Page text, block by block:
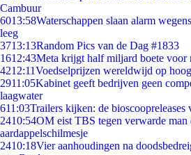
Cambuur
6013:58Waterschappen slaan alarm
leeg
3713:13Random Pics van de Dag #1833
1612:43Meta krijgt half miljard boete voor
4212:11Voedselprijzen wereldwijd op
2911:05Kabinet geeft bedrijven geen
laagwater
611:03Trailers kijken: de bioscoopreleases
2410:54OM eist TBS tegen verwarde man
aardappelschilmesje
2410:18Vier aanhoudingen na